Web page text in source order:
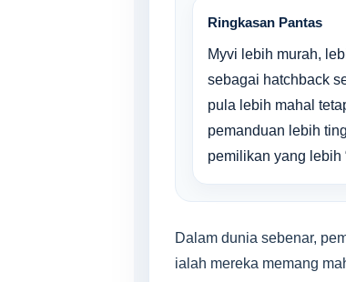
Ringkasan Pantas
Myvi lebih murah,
sebagai hatchback
pula lebih mahal
pemanduan lebih
pemilikan yang lebih
Dalam dunia sebenar,
ialah mereka memang